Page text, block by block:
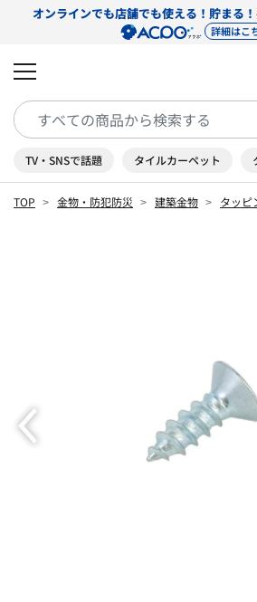
オンラインでも店舗でも使える！貯まる！
詳細はこ
TV・SNSで話題 タイルカーペット
TOP 金物・防犯防災 建築金物 タッピ